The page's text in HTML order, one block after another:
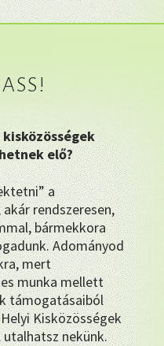
elő?
a
rendszeresen,
bármekkora
Adományod
mert
munka mellett
támogatásaiból
Kisközösségek
nekünk.